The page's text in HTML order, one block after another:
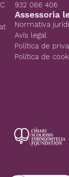
932 066 406
Assessoria
Normativa
Avís legal
Política de
Política de